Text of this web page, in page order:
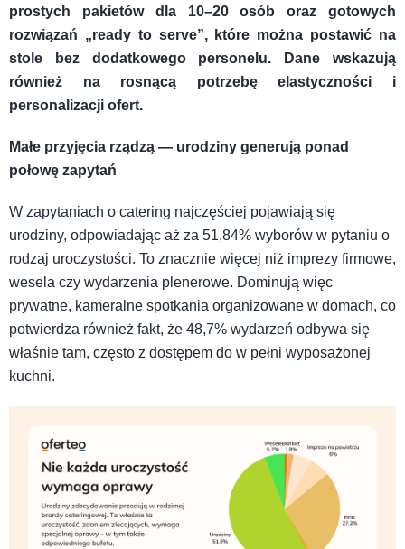
prostych pakietów dla 10–20 osób oraz gotowych
rozwiązań „ready to serve”, które można postawić na
stole bez dodatkowego personelu. Dane wskazują
również na rosnącą potrzebę elastyczności i
personalizacji ofert.
Małe przyjęcia rządzą — urodziny generują ponad
połowę zapytań
W zapytaniach o catering najczęściej pojawiają się
urodziny, odpowiadając aż za 51,84% wyborów w pytaniu o
rodzaj uroczystości. To znacznie więcej niż imprezy firmowe,
wesela czy wydarzenia plenerowe. Dominują więc
prywatne, kameralne spotkania organizowane w domach, co
potwierdza również fakt, że 48,7% wydarzeń odbywa się
właśnie tam, często z dostępem do w pełni wyposażonej
kuchni.